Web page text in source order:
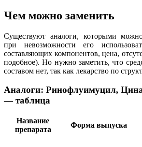
Чем можно заменить
Существуют аналоги, которыми
при невозможности его
составляющих компонентов, цена,
подобное). Но нужно заметить, что
составом нет, так как лекарство по
Аналоги: Ринофлуимуцил,
— таблица
Название
препарата
Форма выпуска